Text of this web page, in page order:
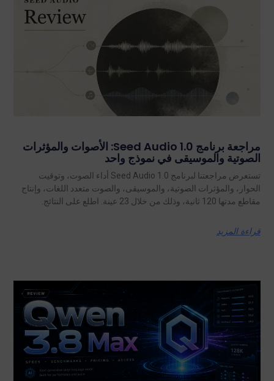
مراجعة برنامج Seed Audio 1.0: الأصوات والمؤثرات
الصوتية والموسيقى في نموذج واحد
تستعرض مراجعتنا لبرنامج Seed Audio 1.0 أداء الصوت، وتوقيت
الحوار، والمؤثرات الصوتية، والموسيقى، والصوت متعدد اللغات، وإنتاج
مقاطع مدتها 120 ثانية، وذلك من خلال 23 عينة. اطلع على النتائج.
قراءة المزيد